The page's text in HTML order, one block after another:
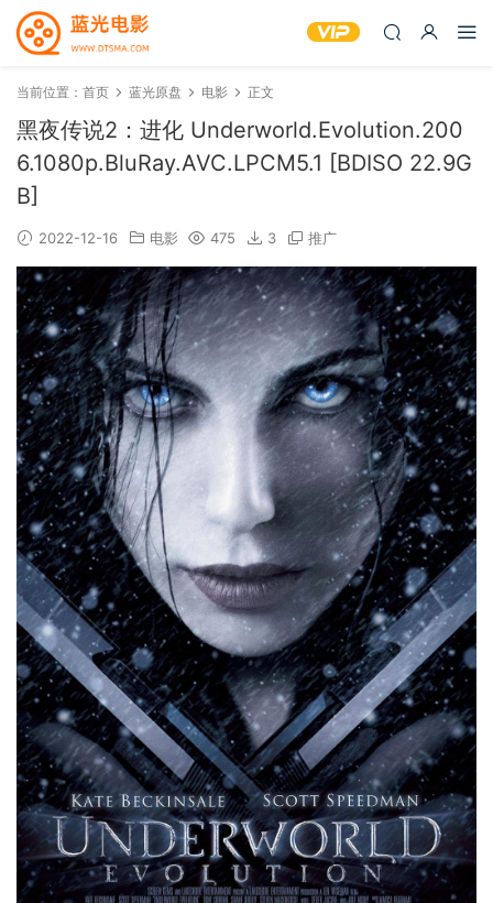
当前位置： 首页 蓝光原盘 电影 正文
黑夜传说2：进化 Underworld.Evolution.200
6.1080p.BluRay.AVC.LPCM5.1 [BDISO 22.9G
B]
2022-12-16 电影 475 3 推广